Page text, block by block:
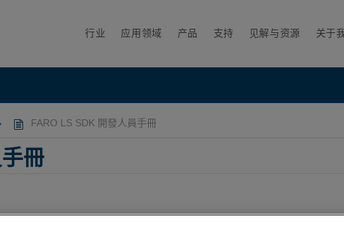
行业 应用领域 产品 支持 见解与资源 关于
FARO LS SDK 開發人員手冊
冊